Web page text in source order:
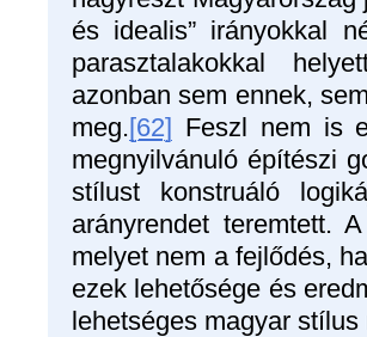
és idealis” irányokkal
parasztalakokkal
azonban sem ennek,
meg.[62] Feszl nem is
megnyilvánuló építészi
stílust konstruáló
arányrendet teremtett.
melyet nem a fejlődés,
ezek lehetősége és
lehetséges magyar